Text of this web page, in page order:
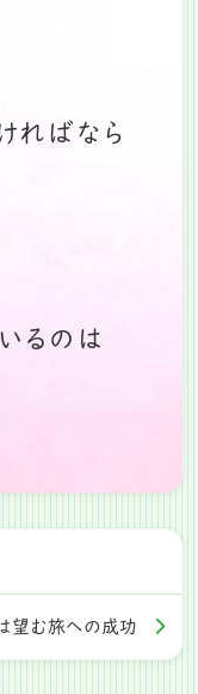
ればなら
るのは
望む旅への成功